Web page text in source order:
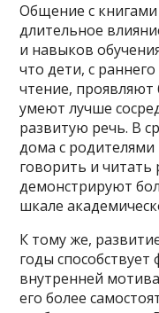
Общение с
длительное
и навыков
что дети, с
чтение,
умеют лучше
развитую речь. В
дома с
говорить и читать
демонстрируют
шкале
К тому же,
годы
внутренней
его более